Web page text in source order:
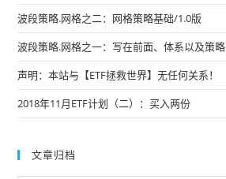
波段策略.网格之二：网格策略基础/1.0版
波段策略.网格之一：写在前面、体系以及策略
声明：本站与【ETF拯救世界】无任何关系！
2018年11月ETF计划（二）：买入两份
文章归档